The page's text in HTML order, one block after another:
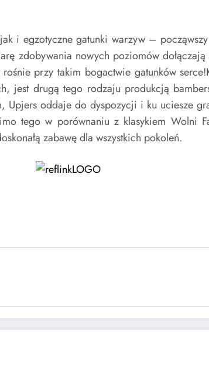
i egzotyczne gatunki warzyw –
zdobywania nowych poziomów
przy takim bogactwie gatunków
jest drugą tego rodzaju produkcją
oddaje do dyspozycji i ku uciesze
tego w porównaniu z klasykiem Wolni
zabawę dla wszystkich pokoleń.